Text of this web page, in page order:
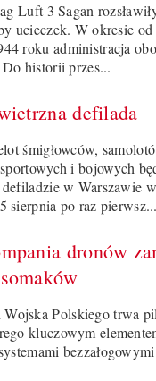
Luft 3 Sagan
ucieczek. W okresie
roku administracja
historii przes...
defilada
śmigłowców,
i bojowych
w Warszawie
sierpnia po raz pierwsz...
dronów
Polskiego trwa
kluczowym